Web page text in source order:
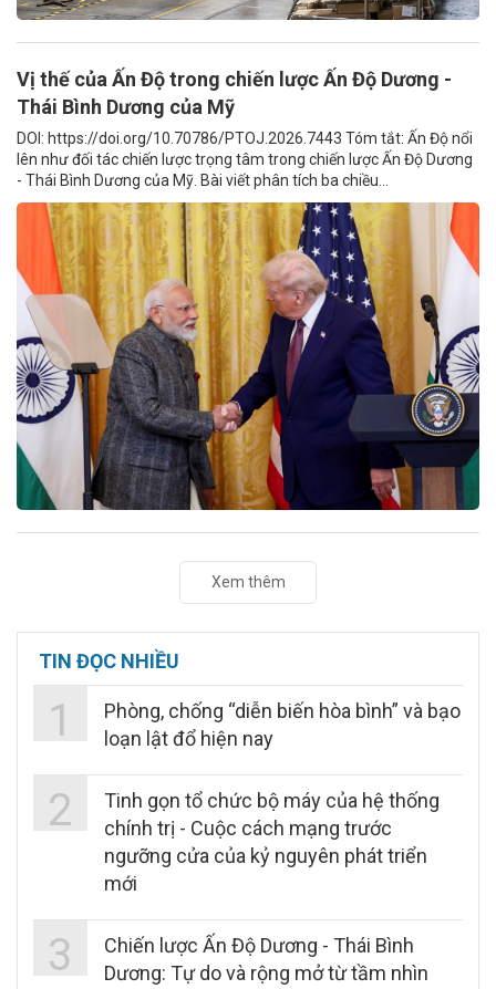
Vị thế của Ấn Độ trong chiến lược Ấn Độ Dương -
Thái Bình Dương của Mỹ
DOI: https://doi.org/10.70786/PTOJ.2026.7443 Tóm tắt: Ấn Độ nổi
lên như đối tác chiến lược trọng tâm trong chiến lược Ấn Độ Dương
- Thái Bình Dương của Mỹ. Bài viết phân tích ba chiều...
Xem thêm
TIN ĐỌC NHIỀU
1
Phòng, chống “diễn biến hòa bình” và bạo
loạn lật đổ hiện nay
2
Tinh gọn tổ chức bộ máy của hệ thống
chính trị - Cuộc cách mạng trước
ngưỡng cửa của kỷ nguyên phát triển
mới
3
Chiến lược Ấn Độ Dương - Thái Bình
Dương: Tự do và rộng mở từ tầm nhìn